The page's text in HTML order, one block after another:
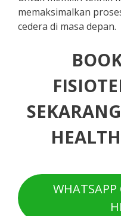
memaksimalkan
cedera di masa depan.
WHATSAPP